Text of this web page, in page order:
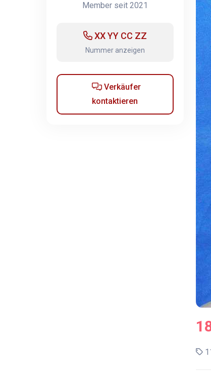
Member seit 2021
XX YY CC ZZ
Nummer anzeigen
Verkäufer
kontaktieren